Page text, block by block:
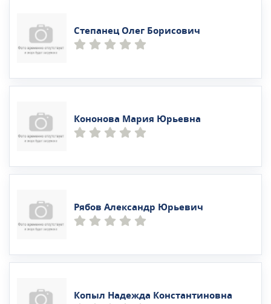
Степанец Олег Борисович
Кононова Мария Юрьевна
Рябов Александр Юрьевич
Копыл Надежда Константиновна